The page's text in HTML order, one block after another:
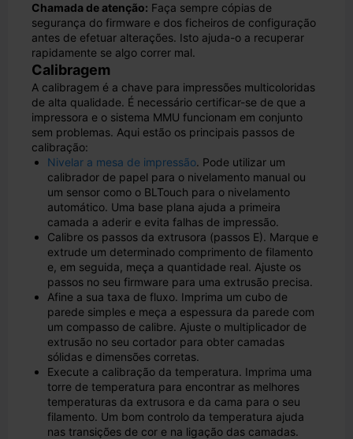
Chamada de atenção: Faça sempre cópias de
segurança do firmware e dos ficheiros de configuração
antes de efetuar alterações. Isto ajuda-o a recuperar
rapidamente se algo correr mal.
Calibragem
A calibragem é a chave para impressões multicoloridas
de alta qualidade. É necessário certificar-se de que a
impressora e o sistema MMU funcionam em conjunto
sem problemas. Aqui estão os principais passos de
calibração:
Nivelar a mesa de impressão. Pode utilizar um
calibrador de papel para o nivelamento manual ou
um sensor como o BLTouch para o nivelamento
automático. Uma base plana ajuda a primeira
camada a aderir e evita falhas de impressão.
Calibre os passos da extrusora (passos E). Marque e
extrude um determinado comprimento de filamento
e, em seguida, meça a quantidade real. Ajuste os
passos no seu firmware para uma extrusão precisa.
Afine a sua taxa de fluxo. Imprima um cubo de
parede simples e meça a espessura da parede com
um compasso de calibre. Ajuste o multiplicador de
extrusão no seu cortador para obter camadas
sólidas e dimensões corretas.
Execute a calibração da temperatura. Imprima uma
torre de temperatura para encontrar as melhores
temperaturas da extrusora e da cama para o seu
filamento. Um bom controlo da temperatura ajuda
nas transições de cor e na ligação das camadas.